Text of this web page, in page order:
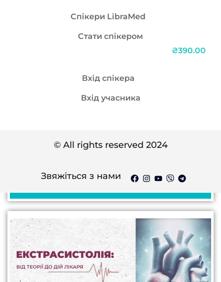
₴390.00
Курс: Фібриляція передсердь на
загроза: Фібриляція передсердь вражає
кожного 4-го дорослого після 40 років, а
60% – ваші знання можуть врятувати
тисячі...
Спікери LibraMed
Стати спікером
Вхід спікера
Вхід учасника
© All rights reserved 2024
Звяжіться з нами